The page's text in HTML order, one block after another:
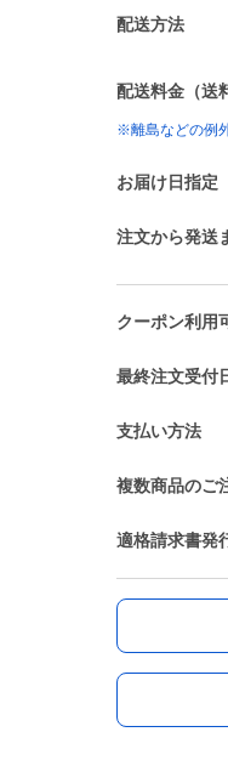
配送方法
配送料金（送
※離島などの例
お届け日指定
注文から発送
クーポン利用
最終注文受付
支払い方法
複数商品のご
適格請求書発